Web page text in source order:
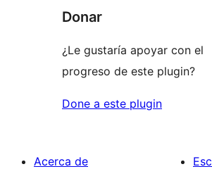
Donar
¿Le gustaría apoyar con el
progreso de este plugin?
Done a este plugin
Acerca de